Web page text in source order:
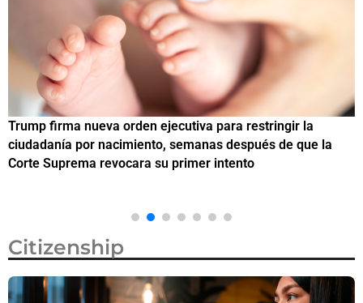
Trump firma nueva orden ejecutiva para restringir la
ciudadanía por nacimiento, semanas después de que la
Corte Suprema revocara su primer intento
Citizenship